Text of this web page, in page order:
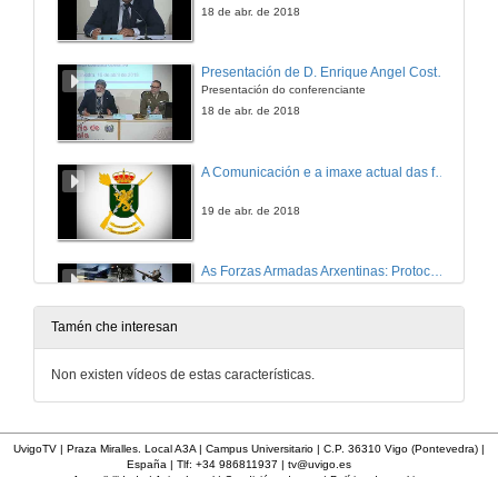
18 de abr. de 2018
Presentación de D. Enrique Angel Costas Rodal.
Presentación do conferenciante
18 de abr. de 2018
A Comunicación e a imaxe actual das forzas armadas españolas
19 de abr. de 2018
As Forzas Armadas Arxentinas: Protocolo e Comunicación
19 de abr. de 2018
Tamén che interesan
Non existen vídeos de estas características.
UvigoTV | Praza Miralles. Local A3A | Campus Universitario | C.P. 36310 Vigo (Pontevedra) |
España | Tlf: +34 986811937 | tv@uvigo.es